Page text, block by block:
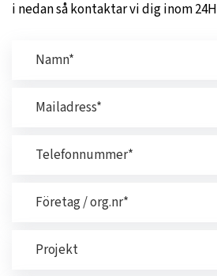
i nedan så kontaktar vi dig inom 24H